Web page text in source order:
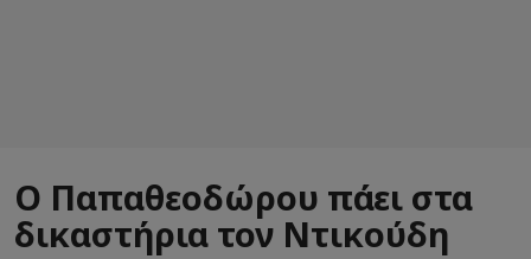
Ο Παπαθεοδώρου πάει στα
δικαστήρια τον Ντικούδη